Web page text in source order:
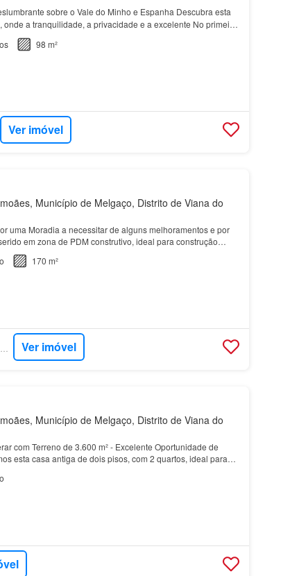
sobre o Vale do Minho e Espanha Descubra esta
, onde a tranquilidade, a privacidade e a excelente No primeiro
duas amplas salas e uma casa de…
98 m²
Ver imóvel
Município de Melgaço, Distrito de Viana do
uma Moradia a necessitar de alguns melhoramentos e por
em zona de PDM construtivo, ideal para construção
170 m²
Ver imóvel
Município de Melgaço, Distrito de Viana do
com Terreno de 3.600 m² - Excelente Oportunidade de
esta casa antiga de dois pisos, com 2 quartos, ideal para
reabilitação e pretende criar uma h…